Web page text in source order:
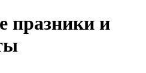
празники и